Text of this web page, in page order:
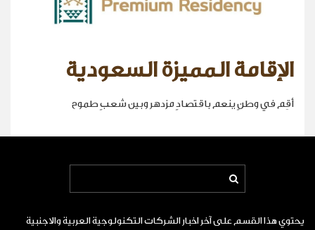
الإقامة المميزة السعودية
أقِم في وطنٍ ينعم باقتصادٍ مزدهر وبين شعبٍ طموح
يحتوي هذا القسم على آخر اخبار الشركات التكنولوجية العربية والاجنبية